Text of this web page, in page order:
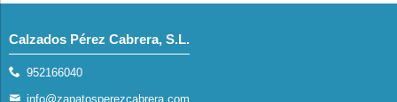
Calzados Pérez Cabrera, S.L.
952166040
info@zapatosperezcabrera.com